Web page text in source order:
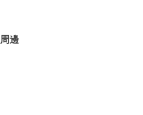
周邊